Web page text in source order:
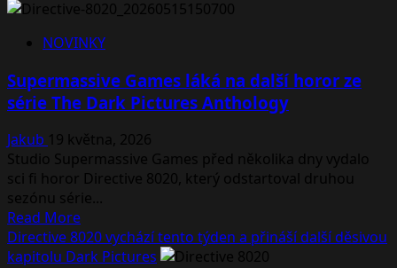
NOVINKY
Supermassive Games láká na další horor ze
série The Dark Pictures Anthology
Jakub 19 května, 2026
Studio Supermassive Games před několika dny vydalo
sci fi horor Directive 8020, který odstartoval druhou
sezónu série...
Read MoreRead
more
about
Directive 8020 vychází tento týden a přináší další děsivou
kapitolu Dark Pictures